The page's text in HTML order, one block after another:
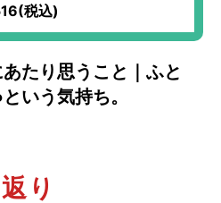
税込)
たり思うこと｜ふと
いう気持ち。
り